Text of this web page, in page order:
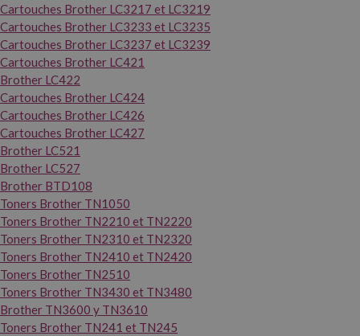
Cartouches Brother LC3217 et LC3219
Cartouches Brother LC3233 et LC3235
Cartouches Brother LC3237 et LC3239
Cartouches Brother LC421
Brother LC422
Cartouches Brother LC424
Cartouches Brother LC426
Cartouches Brother LC427
Brother LC521
Brother LC527
Brother BTD108
Toners Brother TN1050
Toners Brother TN2210 et TN2220
Toners Brother TN2310 et TN2320
Toners Brother TN2410 et TN2420
Toners Brother TN2510
Toners Brother TN3430 et TN3480
Brother TN3600 y TN3610
Toners Brother TN241 et TN245